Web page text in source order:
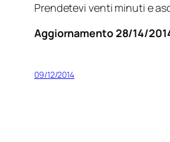
Prendetevi venti minuti e
Aggiornamento 28/14/
09/12/2014